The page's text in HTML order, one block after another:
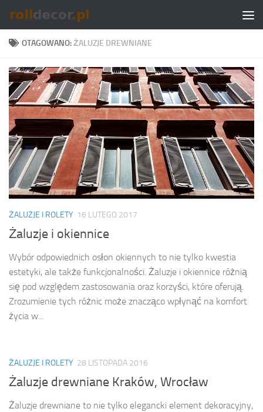
Skip to content
OTAGOWANO:ŻALUZJE DREWNIANE
ŻALUZJE I ROLETY 16 LUTEGO 2017
Żaluzje i okiennice
Wybór odpowiednich osłon okiennych to nie tylko kwestia
estetyki, ale także funkcjonalności. Żaluzje i okiennice różnią
się pod względem zastosowania oraz korzyści, które oferują.
Zrozumienie tych różnic może znacząco wpłynąć na komfort
życia w...
ŻALUZJE I ROLETY 28 LISTOPADA 2016
Żaluzje drewniane Kraków, Wrocław
Żaluzje drewniane to nie tylko elegancki element dekoracyjny,